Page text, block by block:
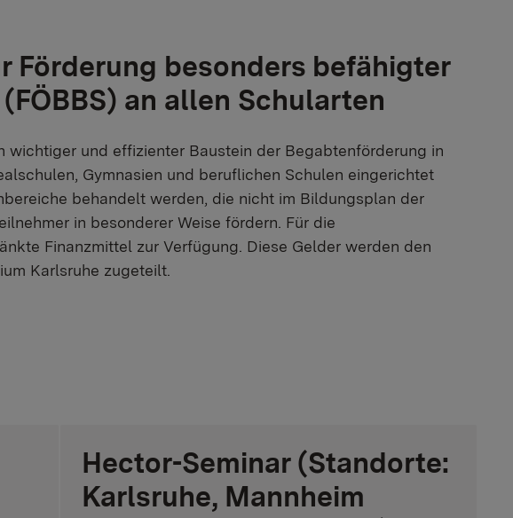
Förderung besonders befähigter
an allen Schularten
und effizienter Baustein der Begabtenförderung in
Gymnasien und beruflichen Schulen eingerichtet
behandelt werden, die nicht im Bildungsplan der
in besonderer Weise fördern. Für die
Finanzmittel zur Verfügung. Diese Gelder werden den
Karlsruhe zugeteilt.
Hector-Seminar (Standorte:
Karlsruhe, Mannheim